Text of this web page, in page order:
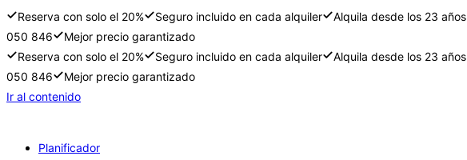
Reserva con solo el 20% Seguro incluido en cada alquiler Alquila desde los 23 años
050 846
Mejor precio garantizado
Reserva con solo el 20%
Seguro incluido en cada alquiler Alquila desde los 23 años
050 846
Mejor precio garantizado
Ir al contenido
Planificador